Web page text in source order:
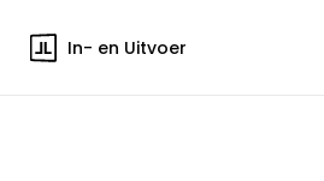
In- en Uitvoer